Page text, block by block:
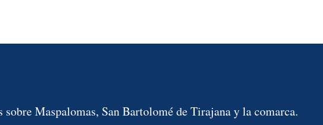
Maspalomas, San Bartolomé de Tirajana y la comarca.